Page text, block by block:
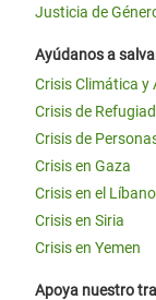
Justicia de
Ayúdanos a
Crisis Climática y
Crisis de
Crisis de
Crisis en Gaza
Crisis en el Líbano
Crisis en Siria
Crisis en Yemen
Apoya nuestro